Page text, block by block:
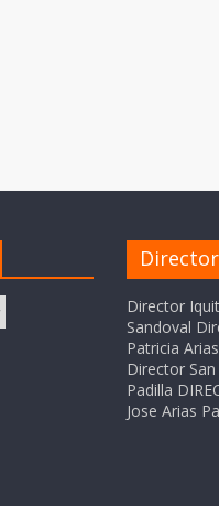
Director
Sandoval
Patricia
Director
Padilla
Jose Arias